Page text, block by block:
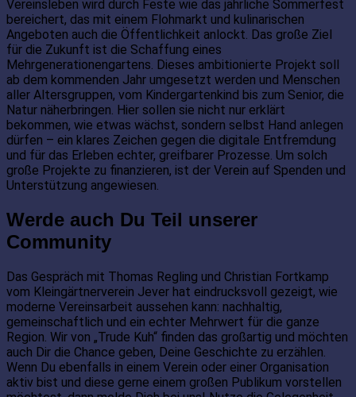
Vereinsleben wird durch Feste wie das jährliche Sommerfest
bereichert, das mit einem Flohmarkt und kulinarischen
Angeboten auch die Öffentlichkeit anlockt. Das große Ziel
für die Zukunft ist die Schaffung eines
Mehrgenerationengartens. Dieses ambitionierte Projekt soll
ab dem kommenden Jahr umgesetzt werden und Menschen
aller Altersgruppen, vom Kindergartenkind bis zum Senior, die
Natur näherbringen. Hier sollen sie nicht nur erklärt
bekommen, wie etwas wächst, sondern selbst Hand anlegen
dürfen – ein klares Zeichen gegen die digitale Entfremdung
und für das Erleben echter, greifbarer Prozesse. Um solch
große Projekte zu finanzieren, ist der Verein auf Spenden und
Unterstützung angewiesen.
Werde auch Du Teil unserer
Community
Das Gespräch mit Thomas Regling und Christian Fortkamp
vom Kleingärtnerverein Jever hat eindrucksvoll gezeigt, wie
moderne Vereinsarbeit aussehen kann: nachhaltig,
gemeinschaftlich und ein echter Mehrwert für die ganze
Region. Wir von „Trude Kuh“ finden das großartig und möchten
auch Dir die Chance geben, Deine Geschichte zu erzählen.
Wenn Du ebenfalls in einem Verein oder einer Organisation
aktiv bist und diese gerne einem großen Publikum vorstellen